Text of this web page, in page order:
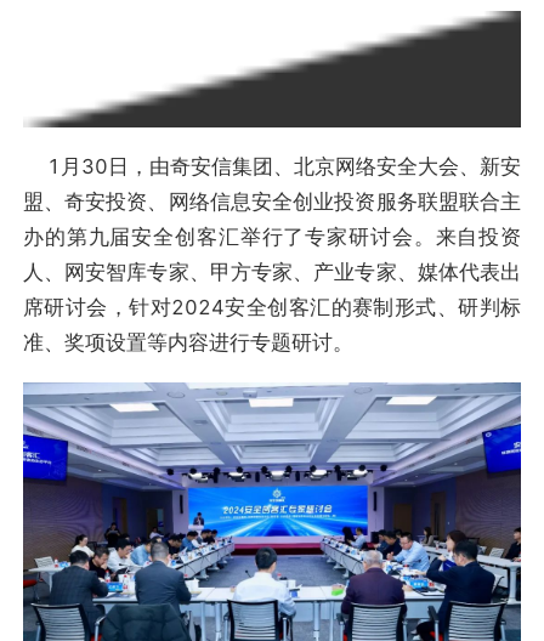
1月30日，由奇安信集团、北京网络安全大会、新安
盟、奇安投资、网络信息安全创业投资服务联盟联合主
办的第九届安全创客汇举行了专家研讨会。来自投资
人、网安智库专家、甲方专家、产业专家、媒体代表出
席研讨会，针对2024安全创客汇的赛制形式、研判标
准、奖项设置等内容进行专题研讨。